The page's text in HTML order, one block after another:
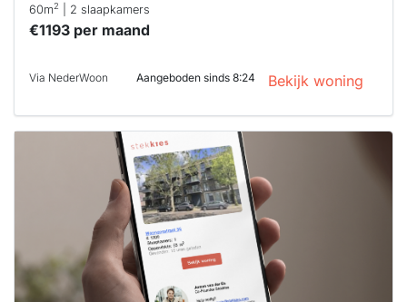
60m2 | 2 slaapkamers
€1193 per maand
Via NederWoon Aangeboden sinds 8:24 Bekijk woning